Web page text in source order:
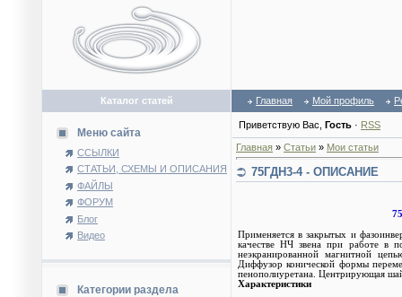
Каталог статей Главная Мой профиль
Меню сайта
ССЫЛКИ
СТАТЬИ, СХЕМЫ И ОПИСАНИЯ
ФАЙЛЫ
ФОРУМ
Блог
Видео
Категории раздела
Приветствую Вас Гость · RSS
Главная » Статьи » Мои статьи
75ГДН3-4 - ОПИСАНИЕ
Применяется в закрытых и
качестве НЧ звена при работе в
неэкранированной магнитной
Диффузор конической формы
пенополиуретана. Центрирующая
Характеристики